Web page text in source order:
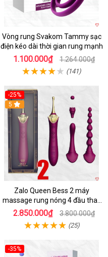
Vòng rung Svakom Tammy sạc
điện kéo dài thời gian rung mạnh
1.100.000₫ 1.264.000₫
(141)
-25%
5
Zalo Queen Bess 2 máy
massage rung nóng 4 đầu thay
thế kích thích
2.850.000₫ 3.800.000₫
(25)
-35%